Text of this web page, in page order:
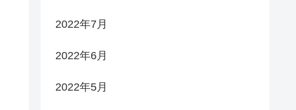
2022年7月
2022年6月
2022年5月